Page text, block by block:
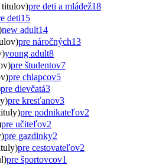
titulov)pre deti a mládež18
deti15
new adult14
pre náročných13
young adult8
pre študentov7
pre chlapcov5
pre dievčatá3
pre kresťanov3
pre podnikateľov2
pre učiteľov2
pre gazdinky2
pre cestovateľov2
pre športovcov1